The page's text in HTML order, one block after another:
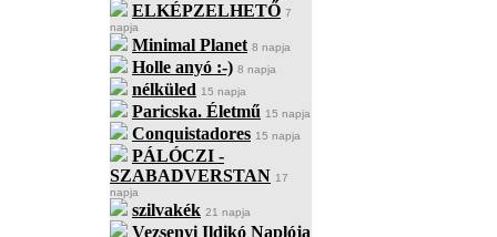
ELKÉPZELHETŐ 7
napja
Minimal Planet 8 napja
Holle anyó :-) 8 napja
nélküled 15 napja
Paricska. Életmű 15 napja
Conquistadores 15 napja
PÁLÓCZI -
SZABADVERSTAN 17
napja
szilvakék 21 napja
Vezsenyi Ildikó Naplója